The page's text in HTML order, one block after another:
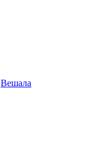
Вешала